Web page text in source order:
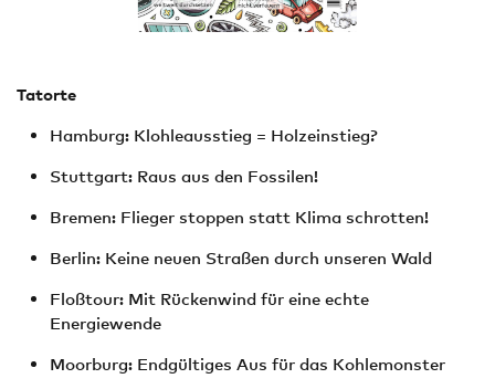
Tatorte
Hamburg: Klohleausstieg = Holzeinstieg?
Stuttgart: Raus aus den Fossilen!
Bremen: Flieger stoppen statt Klima schrotten!
Berlin: Keine neuen Straßen durch unseren Wald
Floßtour: Mit Rückenwind für eine echte
Energiewende
Moorburg: Endgültiges Aus für das Kohlemonster